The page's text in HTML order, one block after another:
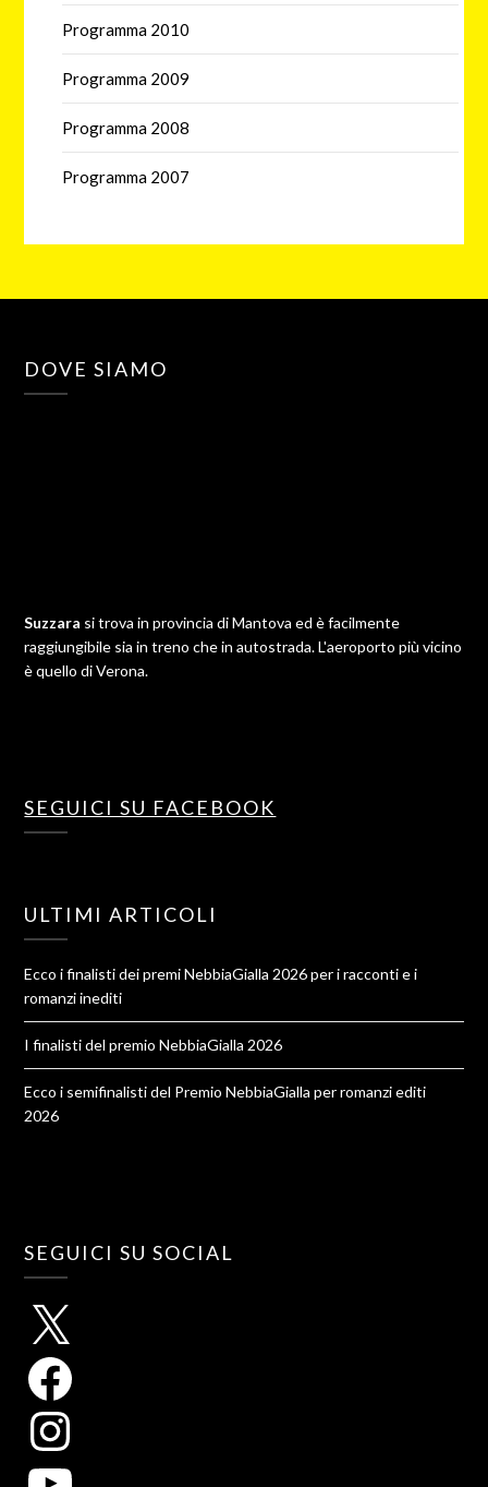
Programma 2010
Programma 2009
Programma 2008
Programma 2007
DOVE SIAMO
Suzzara si trova in provincia di Mantova ed è facilmente
raggiungibile sia in treno che in autostrada. L'aeroporto più vicino
è quello di Verona.
SEGUICI SU FACEBOOK
ULTIMI ARTICOLI
Ecco i finalisti dei premi NebbiaGialla 2026 per i racconti e i
romanzi inediti
I finalisti del premio NebbiaGialla 2026
Ecco i semifinalisti del Premio NebbiaGialla per romanzi editi
2026
SEGUICI SU SOCIAL